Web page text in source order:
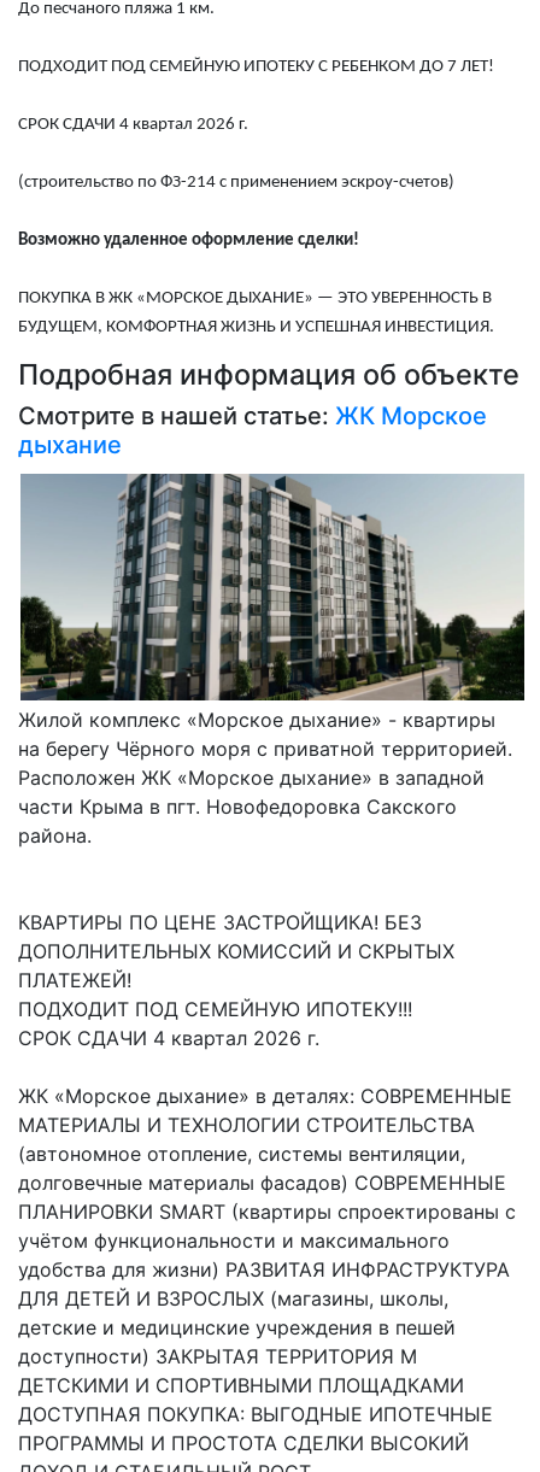
До песчаного пляжа 1 км.
ПОДХОДИТ ПОД СЕМЕЙНУЮ ИПОТЕКУ С РЕБЕНКОМ ДО 7 ЛЕТ!
СРОК СДАЧИ 4 квартал 2026 г.
(строительство по ФЗ-214 с применением эскроу-счетов)
Возможно удаленное оформление сделки!
ПОКУПКА В ЖК «МОРСКОЕ ДЫХАНИЕ» — ЭТО УВЕРЕННОСТЬ В
БУДУЩЕМ, КОМФОРТНАЯ ЖИЗНЬ И УСПЕШНАЯ ИНВЕСТИЦИЯ.
Подробная информация об объекте
Смотрите в нашей статье: ЖК Морское
дыхание
Жилой комплекс «Морское дыхание» - квартиры
на берегу Чёрного моря с приватной территорией.
Расположен ЖК «Морское дыхание» в западной
части Крыма в пгт. Новофедоровка Сакского
района.
КВАРТИРЫ ПО ЦЕНЕ ЗАСТРОЙЩИКА! БЕЗ
ДОПОЛНИТЕЛЬНЫХ КОМИССИЙ И СКРЫТЫХ
ПЛАТЕЖЕЙ!
ПОДХОДИТ ПОД СЕМЕЙНУЮ ИПОТЕКУ!!!
СРОК СДАЧИ 4 квартал 2026 г.
ЖК «Морское дыхание» в деталях: СОВРЕМЕННЫЕ
МАТЕРИАЛЫ И ТЕХНОЛОГИИ СТРОИТЕЛЬСТВА
(автономное отопление, системы вентиляции,
долговечные материалы фасадов) СОВРЕМЕННЫЕ
ПЛАНИРОВКИ SMART (квартиры спроектированы с
учётом функциональности и максимального
удобства для жизни) РАЗВИТАЯ ИНФРАСТРУКТУРА
ДЛЯ ДЕТЕЙ И ВЗРОСЛЫХ (магазины, школы,
детские и медицинские учреждения в пешей
доступности) ЗАКРЫТАЯ ТЕРРИТОРИЯ М
ДЕТСКИМИ И СПОРТИВНЫМИ ПЛОЩАДКАМИ
ДОСТУПНАЯ ПОКУПКА: ВЫГОДНЫЕ ИПОТЕЧНЫЕ
ПРОГРАММЫ И ПРОСТОТА СДЕЛКИ ВЫСОКИЙ